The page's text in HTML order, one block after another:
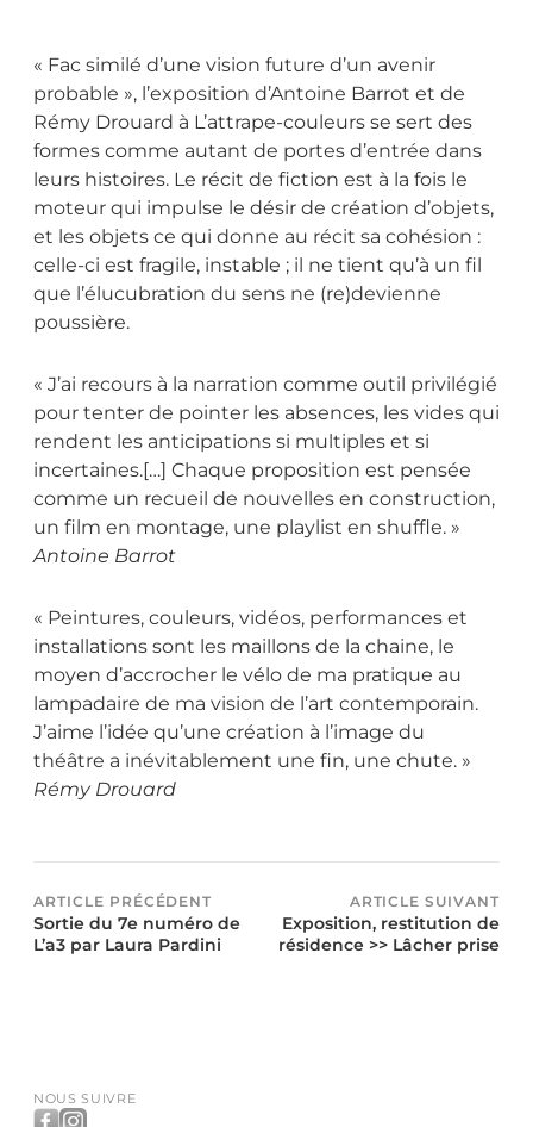
« Fac similé d’une vision future d’un avenir
probable », l’exposition d’Antoine Barrot et de
Rémy Drouard à L’attrape-couleurs se sert des
formes comme autant de portes d’entrée dans
leurs histoires. Le récit de fiction est à la fois le
moteur qui impulse le désir de création d’objets,
et les objets ce qui donne au récit sa cohésion :
celle-ci est fragile, instable ; il ne tient qu’à un fil
que l’élucubration du sens ne (re)devienne
poussière.
« J’ai recours à la narration comme outil privilégié
pour tenter de pointer les absences, les vides qui
rendent les anticipations si multiples et si
incertaines.[…] Chaque proposition est pensée
comme un recueil de nouvelles en construction,
un film en montage, une playlist en shuffle. »
Antoine Barrot
« Peintures, couleurs, vidéos, performances et
installations sont les maillons de la chaine, le
moyen d’accrocher le vélo de ma pratique au
lampadaire de ma vision de l’art contemporain.
J’aime l’idée qu’une création à l’image du
théâtre a inévitablement une fin, une chute. »
Rémy Drouard
ARTICLE PRÉCÉDENT
Sortie du 7e numéro de
L’a3 par Laura Pardini
ARTICLE SUIVANT
Exposition, restitution de
résidence >> Lâcher prise
NOUS SUIVRE